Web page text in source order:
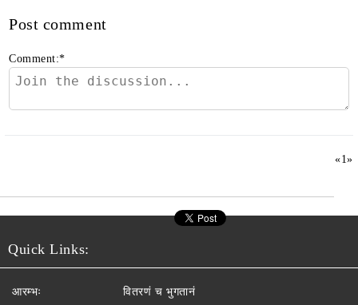
Post comment
Comment:*
«1»
Quick Links:
आरम्भः वितरणं च भुगतानं